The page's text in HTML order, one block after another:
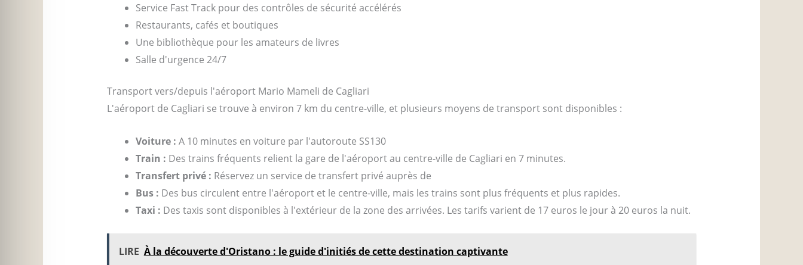
Service Fast Track pour des contrôles de sécurité accélérés
Restaurants, cafés et boutiques
Une bibliothèque pour les amateurs de livres
Salle d'urgence 24/7
Transport vers/depuis l'aéroport Mario Mameli de Cagliari
L'aéroport de Cagliari se trouve à environ 7 km du centre-ville, et plusieurs moyens de transport sont disponibles :
Voiture : A 10 minutes en voiture par l'autoroute SS130
Train : Des trains fréquents relient la gare de l'aéroport au centre-ville de Cagliari en 7 minutes.
Transfert privé : Réservez un service de transfert privé auprès de
Bus : Des bus circulent entre l'aéroport et le centre-ville, mais les trains sont plus fréquents et plus rapides.
Taxi : Des taxis sont disponibles à l'extérieur de la zone des arrivées. Les tarifs varient de 17 euros le jour à 20 euros la nuit.
LIRE À la découverte d'Oristano : le guide d'initiés de cette destination captivante